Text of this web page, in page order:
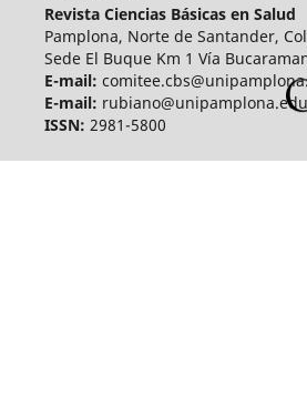
Revista Ciencias Básicas en Salud
Pamplona, Norte de Santander,
Sede El Buque Km 1 Vía
E-mail:
E-mail:
ISSN: 2981-5800